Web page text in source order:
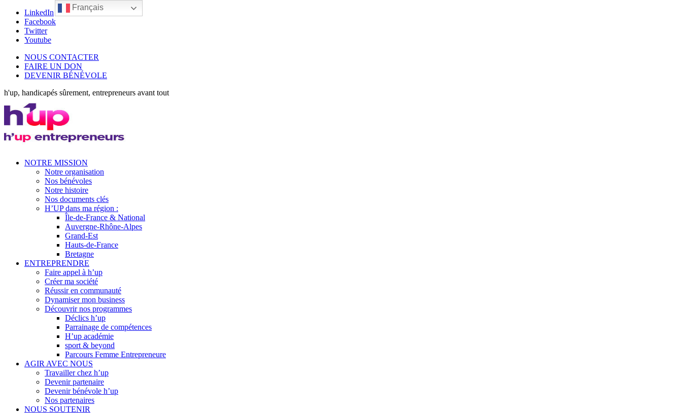
LinkedIn
Facebook
Twitter
Youtube
NOUS CONTACTER
FAIRE UN DON
DEVENIR BÉNÉVOLE
h'up, handicapés sûrement, entrepreneurs avant tout
NOTRE MISSION
Notre organisation
Nos bénévoles
Notre histoire
Nos documents clés
H’UP dans ma région :
Île-de-France & National
Auvergne-Rhône-Alpes
Grand-Est
Hauts-de-France
Bretagne
ENTREPRENDRE
Faire appel à h’up
Créer ma société
Réussir en communauté
Dynamiser mon business
Découvrir nos programmes
Déclics h’up
Parrainage de compétences
H’up académie
sport & beyond
Parcours Femme Entrepreneure
AGIR AVEC NOUS
Travailler chez h’up
Devenir partenaire
Devenir bénévole h’up
Nos partenaires
NOUS SOUTENIR
Français